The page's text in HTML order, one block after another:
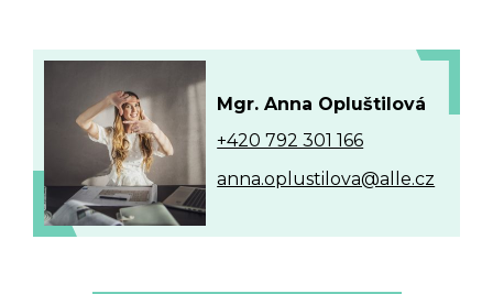
Mgr. Anna Opluštilová
+420 792 301 166
anna.oplustilova@alle.cz